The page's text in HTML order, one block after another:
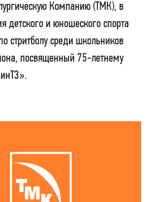
Компанию (ТМК), в
детского и юношеского спорта
стритболу среди школьников
посвященный 75-летнему